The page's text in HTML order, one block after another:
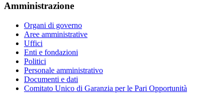
Amministrazione
Organi di governo
Aree amministrative
Uffici
Enti e fondazioni
Politici
Personale amministrativo
Documenti e dati
Comitato Unico di Garanzia per le Pari Opportunità